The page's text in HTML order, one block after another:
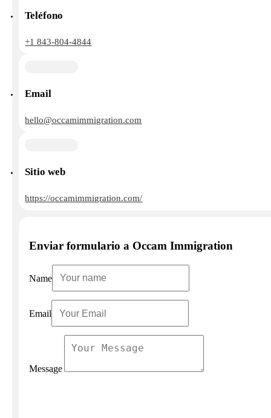
Teléfono
+1 843-804-4844
Email
hello@occamimmigration.com
Sitio web
https://occamimmigration.com/
Enviar formulario a Occam Immigration
Name
Email
Message